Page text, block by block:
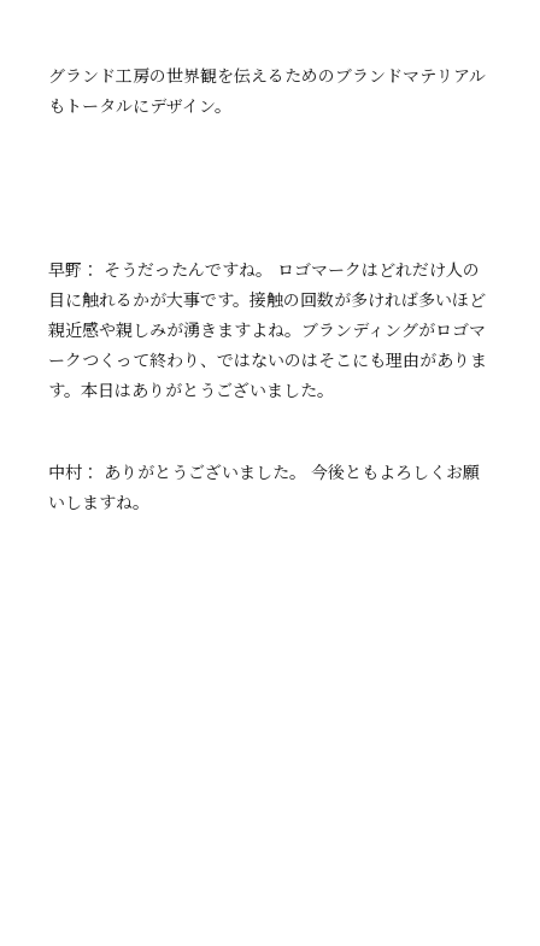
グランド工房の世界観を伝えるためのブランドマテリアル
もトータルにデザイン。
早野： そうだったんですね。 ロゴマークはどれだけ人の
目に触れるかが大事です。接触の回数が多ければ多いほど
親近感や親しみが湧きますよね。ブランディングがロゴマ
ークつくって終わり、ではないのはそこにも理由がありま
す。本日はありがとうございました。
中村： ありがとうございました。 今後ともよろしくお願
いしますね。